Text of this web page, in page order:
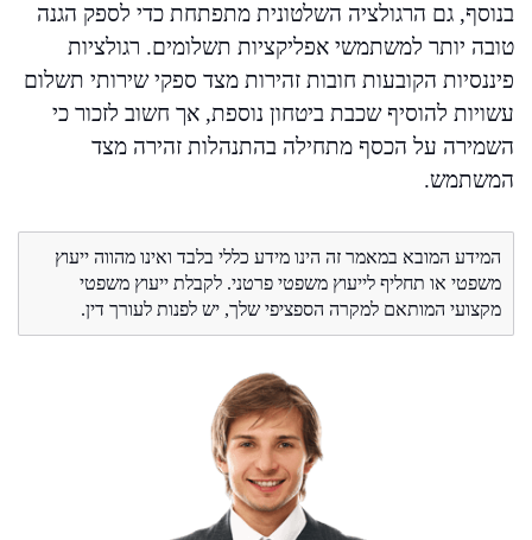
בנוסף, גם הרגולציה השלטונית מתפתחת כדי לספק הגנה
טובה יותר למשתמשי אפליקציות תשלומים. רגולציות
פיננסיות הקובעות חובות זהירות מצד ספקי שירותי תשלום
עשויות להוסיף שכבת ביטחון נוספת, אך חשוב לזכור כי
השמירה על הכסף מתחילה בהתנהלות זהירה מצד
המשתמש.
המידע המובא במאמר זה הינו מידע כללי בלבד ואינו מהווה ייעוץ
משפטי או תחליף לייעוץ משפטי פרטני. לקבלת ייעוץ משפטי
מקצועי המותאם למקרה הספציפי שלך, יש לפנות לעורך דין.